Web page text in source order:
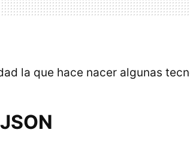
la que hace nacer algunas